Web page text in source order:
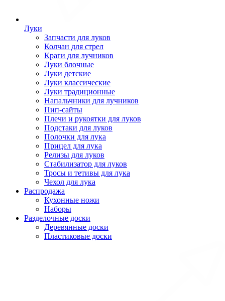
Луки
Запчасти для луков
Колчан для стрел
Краги для лучников
Луки блочные
Луки детские
Луки классические
Луки традиционные
Напальчники для лучников
Пип-сайты
Плечи и рукоятки для луков
Подстаки для луков
Полочки для лука
Прицел для лука
Релизы для луков
Стабилизатор для луков
Тросы и тетивы для лука
Чехол для лука
Распродажа
Кухонные ножи
Наборы
Разделочные доски
Деревянные доски
Пластиковые доски